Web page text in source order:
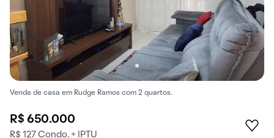
Venda de casa em Rudge Ramos com 2 quartos.
R$ 650.000
R$ 127 Condo. + IPTU